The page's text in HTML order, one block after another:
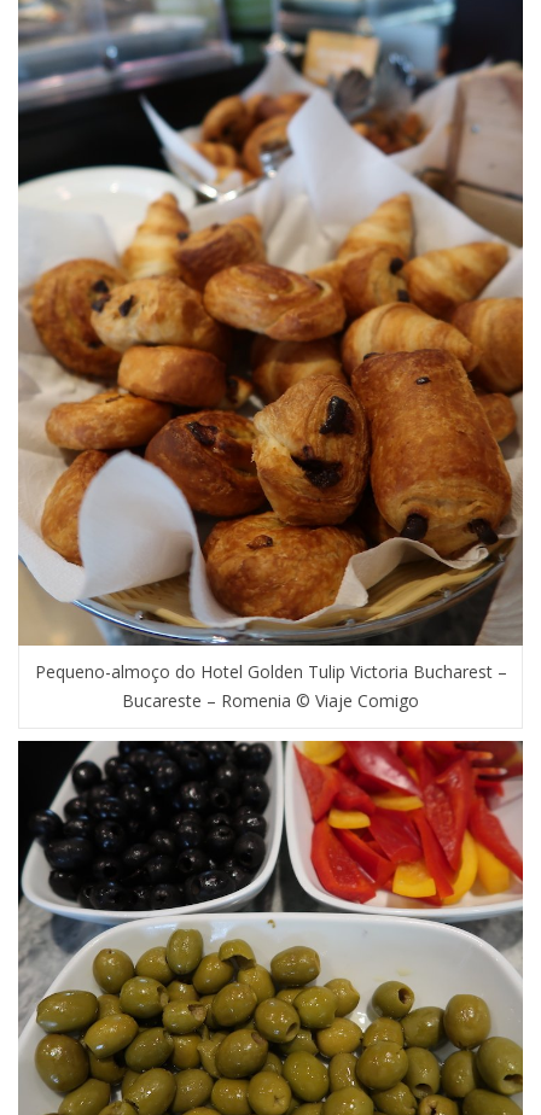
Pequeno-almoço do Hotel Golden Tulip Victoria Bucharest –
Bucareste – Romenia © Viaje Comigo